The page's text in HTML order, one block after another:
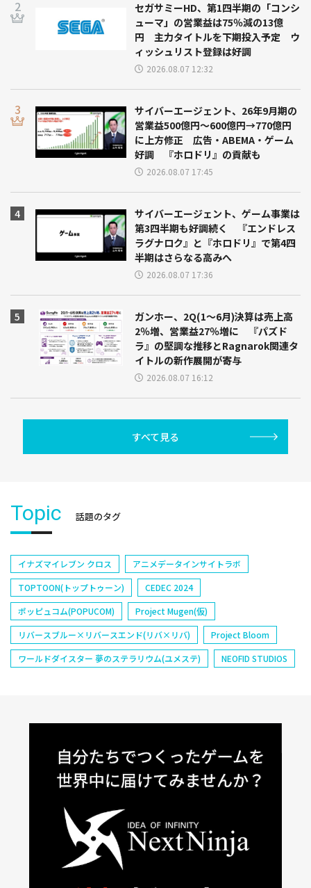
セガサミーHD、第1四半期の「コンシ
ューマ」の営業益は75％減の13億
円 主力タイトルを下期投入予定 ウ
ィッシュリスト登録は好調
2026.08.07 12:32
サイバーエージェント、26年9月期の
営業益500億円～600億円→770億円
に上方修正 広告・ABEMA・ゲーム
好調 『ホロドリ』の貢献も
2026.08.07 17:45
サイバーエージェント、ゲーム事業は
第3四半期も好調続く 『エンドレス
ラグナロク』と『ホロドリ』で第4四
半期はさらなる高みへ
2026.08.07 17:36
ガンホー、2Q(1～6月)決算は売上高
2％増、営業益27％増に 『パズド
ラ』の堅調な推移とRagnarok関連タ
イトルの新作展開が寄与
2026.08.07 16:12
すべて見る
Topic 話題のタグ
イナズマイレブン クロス
アニメデータインサイトラボ
TOPTOON(トップトゥーン)
CEDEC 2024
ポッピュコム(POPUCOM)
Project Mugen(仮)
リバースブルー×リバースエンド(リバ×リバ)
Project Bloom
ワールドダイスター 夢のステラリウム(ユメステ)
NEOFID STUDIOS